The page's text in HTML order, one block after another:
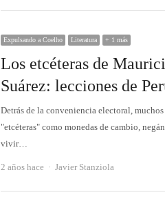
Expulsando a Coelho Literatura + 1 más
Los etcéteras de
Suárez: lecciones de
Detrás de la conveniencia electoral,
"etcéteras" como monedas de cambio,
vivir…
2 años hace Autor
Javier Stanziola